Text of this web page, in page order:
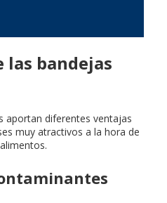
las bandejas
aportan diferentes ventajas
muy atractivos a la hora de